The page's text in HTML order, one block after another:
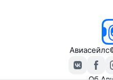
Авиасейлс